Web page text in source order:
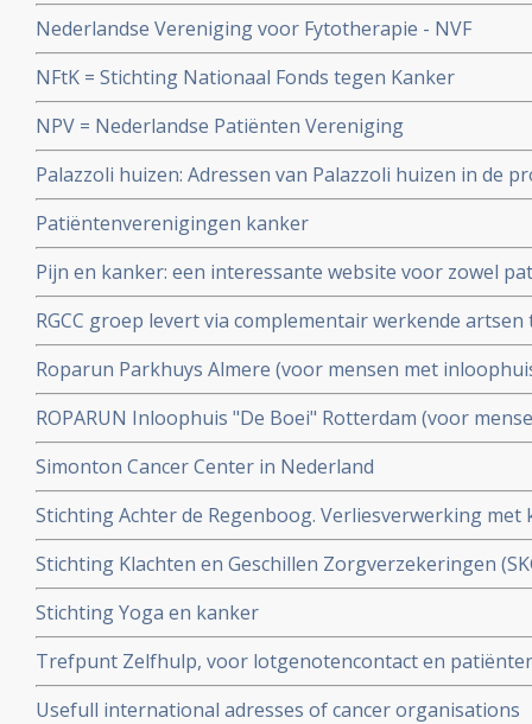
Nederlandse Vereniging voor Fytotherapie - NVF
NFtK = Stichting Nationaal Fonds tegen Kanker
NPV = Nederlandse Patiënten Vereniging
Palazzoli huizen: Adressen van Palazzoli huizen in de
ondersteuning aan mensen met kanker en hun familie
Patiëntenverenigingen kanker
Pijn en kanker: een interessante website voor zowel
RGCC groep levert via complementair werkende
mineralen tekorten en gevoeligheidstesten voor
Roparun Parkhuys Almere (voor mensen met
ernstige of chronische ziekte en hun naasten) Artikel
ROPARUN Inloophuis "De Boei" Rotterdam (voor
met kanker en hun naasten)
Simonton Cancer Center in Nederland
Stichting Achter de Regenboog. Verliesverwerking
Stichting Klachten en Geschillen Zorgverzekeringen
zorgverzekeringen
Stichting Yoga en kanker
Trefpunt Zelfhulp, voor lotgenotencontact en
kankerpatiënten in België
Usefull international adresses of cancer organisations